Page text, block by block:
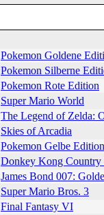
Pokemon Goldene
Pokemon Silberne
Pokemon Rote Edition
Super Mario World
The Legend of Zelda:
Skies of Arcadia
Pokemon Gelbe
Donkey Kong
James Bond 007:
Super Mario Bros. 3
Final Fantasy VI